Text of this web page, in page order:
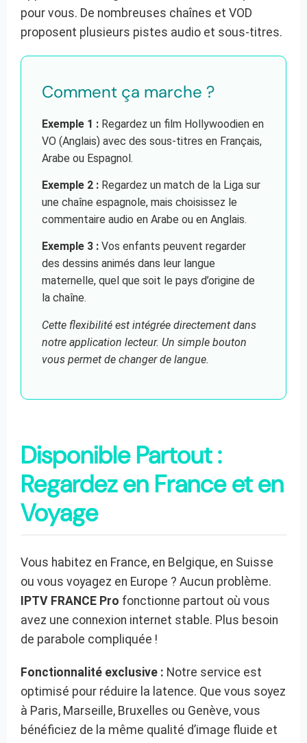
pour vous. De nombreuses chaînes et VOD
proposent plusieurs pistes audio et sous-titres.
Comment ça marche ?
Exemple 1 : Regardez un film Hollywoodien en
VO (Anglais) avec des sous-titres en Français,
Arabe ou Espagnol.
Exemple 2 : Regardez un match de la Liga sur
une chaîne espagnole, mais choisissez le
commentaire audio en Arabe ou en Anglais.
Exemple 3 : Vos enfants peuvent regarder
des dessins animés dans leur langue
maternelle, quel que soit le pays d’origine de
la chaîne.
Cette flexibilité est intégrée directement dans
notre application lecteur. Un simple bouton
vous permet de changer de langue.
Disponible Partout :
Regardez en France et en
Voyage
Vous habitez en France, en Belgique, en Suisse
ou vous voyagez en Europe ? Aucun problème.
IPTV FRANCE Pro fonctionne partout où vous
avez une connexion internet stable. Plus besoin
de parabole compliquée !
Fonctionnalité exclusive : Notre service est
optimisé pour réduire la latence. Que vous soyez
à Paris, Marseille, Bruxelles ou Genève, vous
bénéficiez de la même qualité d’image fluide et